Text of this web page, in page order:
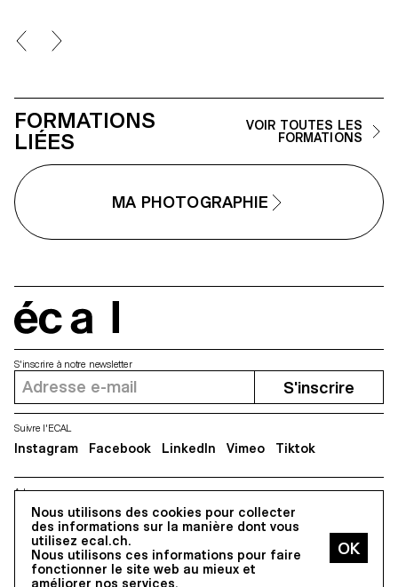
transformation d’images
photographiques en formes
considérant les images comme
des surfaces à découper, plier,
superposer et assembler pour
créer des objets sculpturaux. À
travers des tests rapides et des
expérimentations matérielles,
l’atelier a encouragé les
étudiant·e·s à naviguer
constamment entre image,
images photographiques peuvent
acquérir une présence physique
et occuper l’espace au-delà de
l’écran.
installation, un projet en ligne,
performance.
FORMATIONS
LIÉES
VOIR TOUTES LES
FORMATIONS
MA PHOTOGRAPHIE
Nous utilisons des cookies pour collecter
des informations sur la manière dont vous
utilisez ecal.ch.
Nous utilisons ces informations pour faire
fonctionner le site web au mieux et
améliorer nos services.
Adresse
5, avenue du Temple, CH-1020 Renens
S'inscrire à notre newsletter
S'inscrire
Suivre l'ECAL
Instagram Facebook LinkedIn Vimeo Tiktok
Tous droits réservés @2026
Contact Impressum Hub Presse